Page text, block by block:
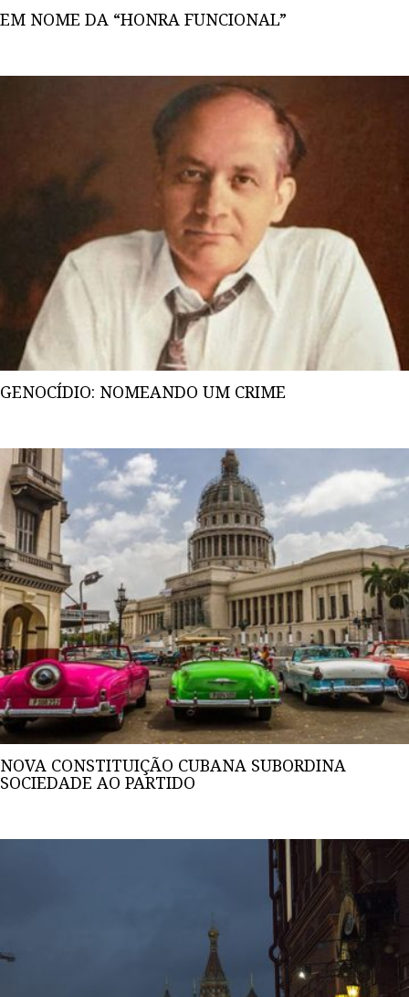
EM NOME DA “HONRA FUNCIONAL”
GENOCÍDIO: NOMEANDO UM CRIME
NOVA CONSTITUIÇÃO CUBANA SUBORDINA
SOCIEDADE AO PARTIDO